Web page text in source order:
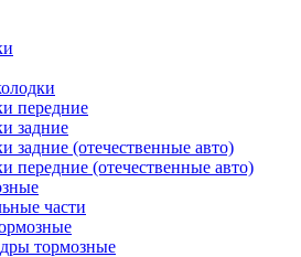
передние
задние
задние (отечественные авто)
передние (отечественные авто)
части
тормозные